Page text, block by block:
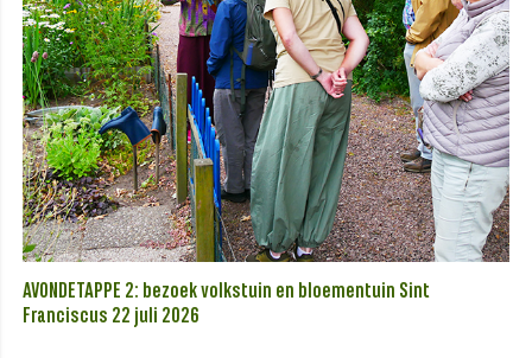
AVONDETAPPE 2: bezoek volkstuin en bloementuin Sint
Franciscus 22 juli 2026